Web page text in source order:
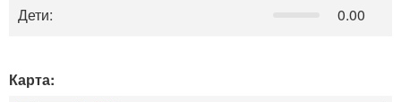
Дети:
0.00
Карта: